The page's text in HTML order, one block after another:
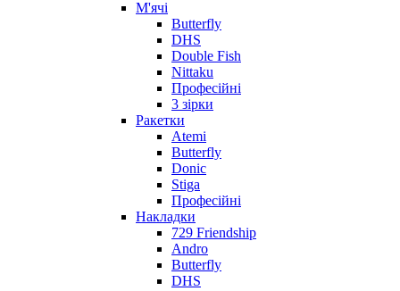
М'ячі
Butterfly
DHS
Double Fish
Nittaku
Професійні
3 зірки
Ракетки
Atemi
Butterfly
Donic
Stiga
Професійні
Накладки
729 Friendship
Andro
Butterfly
DHS